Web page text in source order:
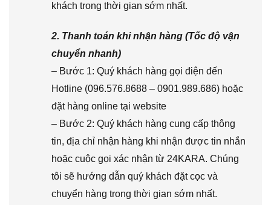
khách trong thời gian sớm nhất.
2. Thanh toán khi nhận hàng (Tốc độ vận
chuyển nhanh)
– Bước 1: Quý khách hàng gọi điện đến
Hotline (096.576.8688 – 0901.989.686) hoặc
đặt hàng online tại website
– Bước 2: Quý khách hàng cung cấp thông
tin, địa chỉ nhận hàng khi nhận được tin nhắn
hoặc cuộc gọi xác nhận từ 24KARA. Chúng
tôi sẽ hướng dẫn quý khách đặt cọc và
chuyển hàng trong thời gian sớm nhất.